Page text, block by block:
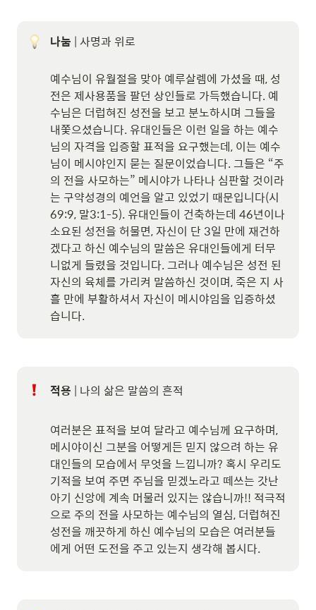
나눔 | 사명과 위로
예수님이 유월절을 맞아 예루살렘에 가셨을 때, 성
전은 제사용품을 팔던 상인들로 가득했습니다. 예
수님은 더럽혀진 성전을 보고 분노하시며 그들을
내쫓으셨습니다. 유대인들은 이런 일을 하는 예수
님의 자격을 입증할 표적을 요구했는데, 이는 예수
님이 메시야인지 묻는 질문이었습니다. 그들은 “주
의 전을 사모하는” 메시야가 나타나 심판할 것이라
는 구약성경의 예언을 알고 있었기 때문입니다(시
69:9, 말3:1-5). 유대인들이 건축하는데 46년이나
소요된 성전을 허물면, 자신이 단 3일 만에 재건하
겠다고 하신 예수님의 말씀은 유대인들에게 터무
니없게 들렸을 것입니다. 그러나 예수님은 성전 된
자신의 육체를 가리켜 말씀하신 것이며, 죽은 지 사
흘 만에 부활하셔서 자신이 메시야임을 입증하셨
습니다.
적용 | 나의 삶은 말씀의 흔적
여러분은 표적을 보여 달라고 예수님께 요구하며,
메시야이신 그분을 어떻게든 믿지 않으려 하는 유
대인들의 모습에서 무엇을 느낍니까? 혹시 우리도
기적을 보여 주면 주님을 믿겠노라고 떼쓰는 갓난
아기 신앙에 계속 머물러 있지는 않습니까!! 적극적
으로 주의 전을 사모하는 예수님의 열심, 더럽혀진
성전을 깨끗하게 하신 예수님의 모습은 여러분들
에게 어떤 도전을 주고 있는지 생각해 봅시다.